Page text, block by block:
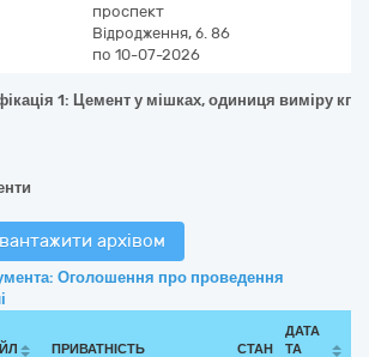
проспект
Відродження, б. 86
по 10-07-2026
1: Цемент у мішках, одиниця виміру кг
архівом
Оголошення про проведення
ПРИВАТНІСТЬ СТАН
ДАТА
ТА